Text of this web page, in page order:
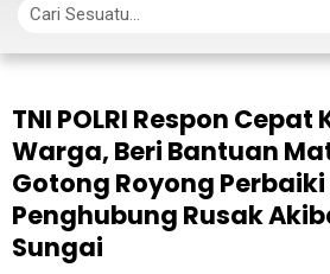
TNI POLRI Respon
Warga, Beri Bantuan
Gotong Royong
Penghubung Rusak
Sungai